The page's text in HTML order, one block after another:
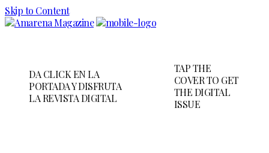
Skip to Content
DA CLICK EN LA
PORTADA Y DISFRUTA
LA REVISTA DIGITAL
TAP THE
COVER TO GET
THE DIGITAL
ISSUE